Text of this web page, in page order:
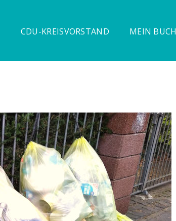
CDU-KREISVORSTAND MEIN BUCH